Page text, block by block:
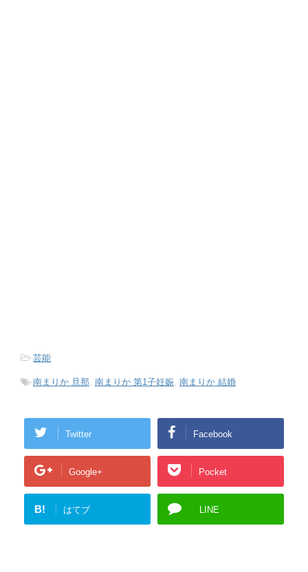
-芸能
-南まりか 旦那 南まりか 第1子妊娠 南まりか 結婚
Twitter Facebook
Google+ Pocket
B! はてブ LINE